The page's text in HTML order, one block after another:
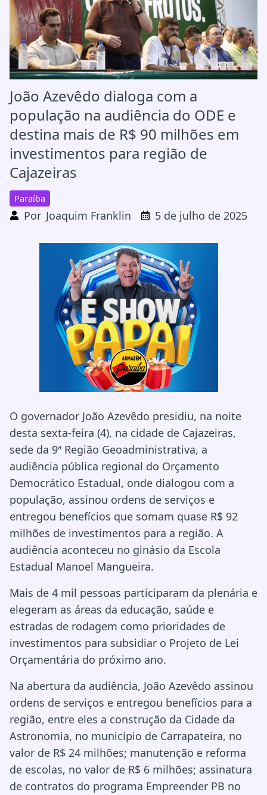
João Azevêdo dialoga com a
população na audiência do ODE e
destina mais de R$ 90 milhões em
investimentos para região de
Cajazeiras
Paraíba
Por Joaquim Franklin 5 de julho de 2025
O governador João Azevêdo presidiu, na noite
desta sexta-feira (4), na cidade de Cajazeiras,
sede da 9ª Região Geoadministrativa, a
audiência pública regional do Orçamento
Democrático Estadual, onde dialogou com a
população, assinou ordens de serviços e
entregou benefícios que somam quase R$ 92
milhões de investimentos para a região. A
audiência aconteceu no ginásio da Escola
Estadual Manoel Mangueira.
Mais de 4 mil pessoas participaram da plenária e
elegeram as áreas da educação, saúde e
estradas de rodagem como prioridades de
investimentos para subsidiar o Projeto de Lei
Orçamentária do próximo ano.
Na abertura da audiência, João Azevêdo assinou
ordens de serviços e entregou benefícios para a
região, entre eles a construção da Cidade da
Astronomia, no município de Carrapateira, no
valor de R$ 24 milhões; manutenção e reforma
de escolas, no valor de R$ 6 milhões; assinatura
de contratos do programa Empreender PB no